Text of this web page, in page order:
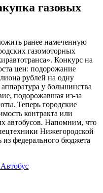
газовых
ранее намеченную
газомоторных
Конкурс на
цен: подорожание
рублей на одну
у большинства
подорожавшая из-за
Теперь городские
контракта или
автобусов. Напомним, что
Нижегородской
из федерального бюджета
Автобус